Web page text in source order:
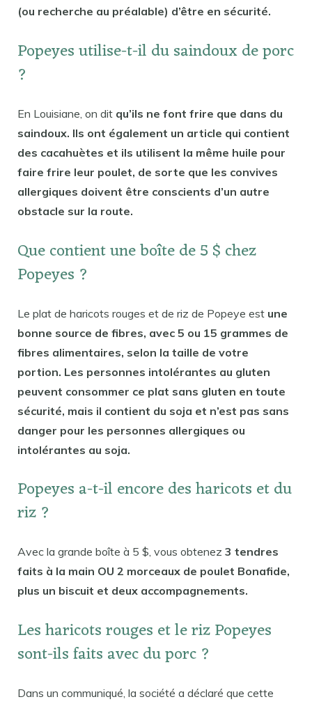
(ou recherche au préalable) d’être en sécurité.
Popeyes utilise-t-il du saindoux de porc
?
En Louisiane, on dit qu’ils ne font frire que dans du
saindoux. Ils ont également un article qui contient
des cacahuètes et ils utilisent la même huile pour
faire frire leur poulet, de sorte que les convives
allergiques doivent être conscients d’un autre
obstacle sur la route.
Que contient une boîte de 5 $ chez
Popeyes ?
Le plat de haricots rouges et de riz de Popeye est une
bonne source de fibres, avec 5 ou 15 grammes de
fibres alimentaires, selon la taille de votre
portion. Les personnes intolérantes au gluten
peuvent consommer ce plat sans gluten en toute
sécurité, mais il contient du soja et n’est pas sans
danger pour les personnes allergiques ou
intolérantes au soja.
Popeyes a-t-il encore des haricots et du
riz ?
Avec la grande boîte à 5 $, vous obtenez 3 tendres
faits à la main OU 2 morceaux de poulet Bonafide,
plus un biscuit et deux accompagnements.
Les haricots rouges et le riz Popeyes
sont-ils faits avec du porc ?
Dans un communiqué, la société a déclaré que cette